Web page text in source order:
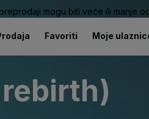
mogu biti veće ili manje
Favoriti Moje